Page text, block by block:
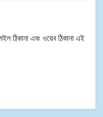
ঠিকানা এবং ওয়েব ঠিকানা এই